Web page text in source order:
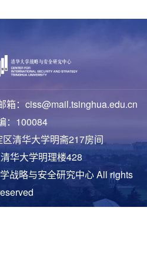
箱：ciss@mail.tsinghua.edu.cn
：100084
清华大学明斋217房间
华大学明理楼428
战略与安全研究中心 All rights